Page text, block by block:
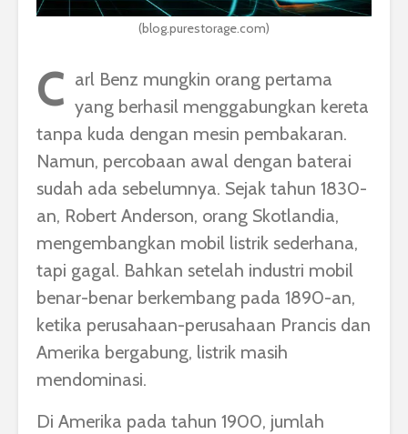
(blog.purestorage.com)
C arl Benz mungkin orang pertama
yang berhasil menggabungkan kereta
tanpa kuda dengan mesin pembakaran.
Namun, percobaan awal dengan baterai
sudah ada sebelumnya. Sejak tahun 1830-
an, Robert Anderson, orang Skotlandia,
mengembangkan mobil listrik sederhana,
tapi gagal. Bahkan setelah industri mobil
benar-benar berkembang pada 1890-an,
ketika perusahaan-perusahaan Prancis dan
Amerika bergabung, listrik masih
mendominasi.
Di Amerika pada tahun 1900, jumlah